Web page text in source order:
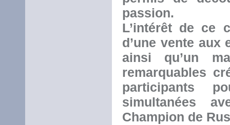
passion.
L’intérêt de ce
d’une vente aux
ainsi qu’un
remarquables
participants
simultanées
Champion de